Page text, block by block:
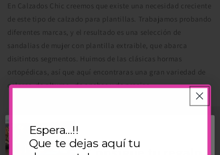
En Calzados Chic creemos que existe una necesidad creciente
de este tipo de calzado para plantillas. Trabajamos probando
diferentes marcas, y el resultado es una selección de
sandalias de mujer con plantilla extraible, que abarca
disitintos segmentos. Huimos de las clásicas hormas
ortopédicas, así que aquí encontraras una gran variedad de
colores, de alturas , de anchos y de precios.
Espera...!!
Que te dejas aquí tu